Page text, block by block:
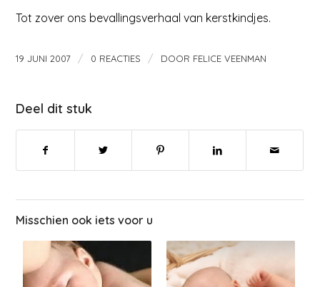
Tot zover ons bevallingsverhaal van kerstkindjes.
19 JUNI 2007 / 0 REACTIES / DOOR FELICE VEENMAN
Deel dit stuk
Misschien ook iets voor u